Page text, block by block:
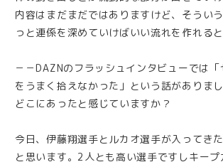
内容はまだまだではありますけど、そうい
っと連係を深めていけばいい流れを作れると
－－DAZNのフラッシュインタビューでは
をうまく拾えなかった」という話がありま
どこにあったと感じていますか？
今日、伊藤翔選手とルカオ選手が入ってき
と思います。2人とも高い選手ですしキー